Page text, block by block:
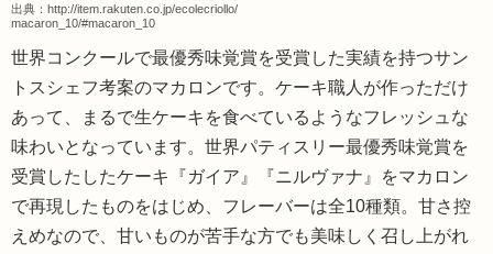
出典： http://item.rakuten.co.jp/ecolecriollo/
macaron_10/#macaron_10
世界コンクールで最優秀味覚賞を受賞した実績を持つサン
トスシェフ考案のマカロンです。ケーキ職人が作っただけ
あって、まるで生ケーキを食べているようなフレッシュな
味わいとなっています。世界パティスリー最優秀味覚賞を
受賞したしたケーキ『ガイア』『ニルヴァナ』をマカロン
で再現したものをはじめ、フレーバーは全10種類。甘さ控
えめなので、甘いものが苦手な方でも美味しく召し上がれ